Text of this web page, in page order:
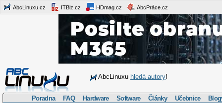
AbcLinuxu.cz ITBiz.cz HDmag.cz AbcPráce.cz
AbcLinuxu hledá autory!
Poradna FAQ Hardware Software Články Učebnice